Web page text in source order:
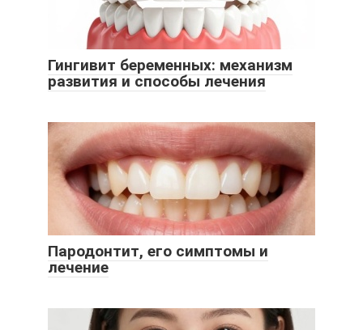
Гингивит беременных: механизм
развития и способы лечения
Пародонтит, его симптомы и
лечение